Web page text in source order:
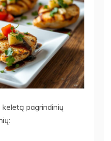
keletą pagrindinių